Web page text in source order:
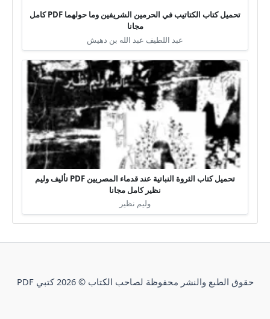
تحميل كتاب الكتاتيب في الحرمين الشريفين وما حولهما PDF كامل
مجانا
عبد اللطيف عبد الله بن دهيش
تحميل كتاب الثروة النباتية عند قدماء المصريين PDF تأليف وليم
نظير كامل مجانا
وليم نظير
حقوق الطبع والنشر محفوظة لصاحب الكتاب © 2026 كتبي PDF